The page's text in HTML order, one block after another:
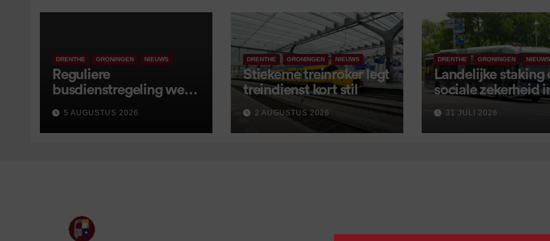
DRENTHE GRONINGEN NIEUWS
Reguliere
busdienstregeling weer
van start, met kleine
wijzigingen
5 AUGUSTUS 2026
DRENTHE GRONINGEN NIEUWS
Stiekeme treinroker legt
treindienst kort stil
2 AUGUSTUS 2026
DRENTHE GRONINGEN NIEUWS
Landelijke staking
sociale zekerheid
aangekondigd
september
31 JULI 2026